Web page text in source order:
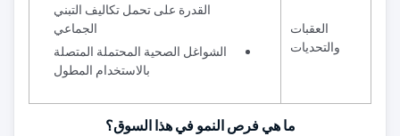
العقبات
والتحديات
القدرة على تحمل تكاليف التبني
الجماعي
الشواغل الصحية المحتملة المتصلة
بالاستخدام المطول
ما هي فرص النمو في هذا السوق؟